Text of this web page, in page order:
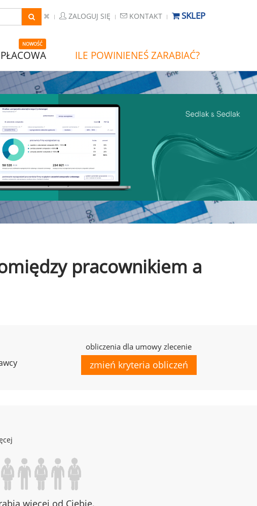
ZALOGUJ SIĘ KONTAKT SKLEP
NOWOŚĆ
ILE POWINIENEŚ ZARABIAĆ?
pracownikiem a
obliczenia dla umowy zlecenie
zmień kryteria obliczeń
więcej od Ciebie.